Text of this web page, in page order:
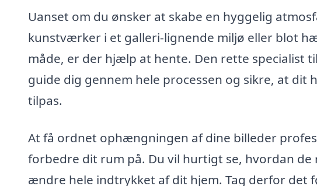
Uanset om du ønsker at skabe en hyggelig
kunstværker i et galleri-lignende miljø eller blot
måde, er der hjælp at hente. Den rette specialist til
guide dig gennem hele processen og sikre, at
tilpas.
At få ordnet ophængningen af dine billeder
forbedre dit rum på. Du vil hurtigt se, hvordan
ændre hele indtrykket af dit hjem. Tag derfor det